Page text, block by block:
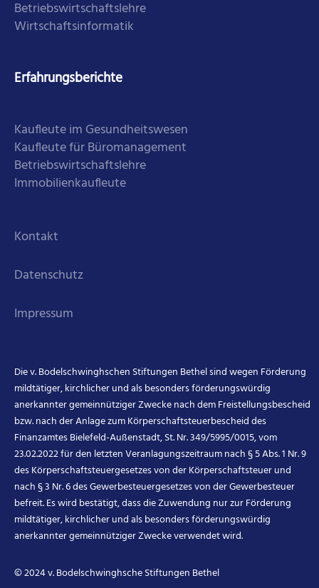
Betriebswirtschaftslehre
Wirtschaftsinformatik
Erfahrungsberichte
Kaufleute im Gesundheitswesen
Kaufleute für Büromanagement
Betriebswirtschaftslehre
Immobilienkaufleute
Kontakt
Datenschutz
Impressum
Die v. Bodelschwinghschen Stiftungen Bethel sind wegen Förderung
mildtätiger, kirchlicher und als besonders förderungswürdig
anerkannter gemeinnütziger Zwecke nach dem Freistellungsbescheid
bzw. nach der Anlage zum Körperschaftsteuerbescheid des
Finanzamtes Bielefeld-Außenstadt, St. Nr. 349/5995/0015, vom
23.02.2022 für den letzten Veranlagungszeitraum nach § 5 Abs. 1 Nr. 9
des Körperschaftsteuergesetzes von der Körperschaftsteuer und
nach § 3 Nr. 6 des Gewerbesteuergesetzes von der Gewerbesteuer
befreit. Es wird bestätigt, dass die Zuwendung nur zur Förderung
mildtätiger, kirchlicher und als besonders förderungswürdig
anerkannter gemeinnütziger Zwecke verwendet wird.
© 2024 v. Bodelschwinghsche Stiftungen Bethel